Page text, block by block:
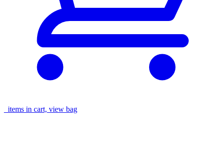
items in cart, view bag